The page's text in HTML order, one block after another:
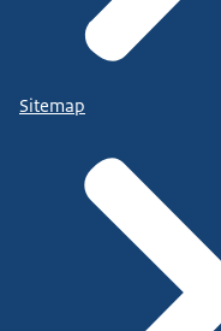
Sitemap